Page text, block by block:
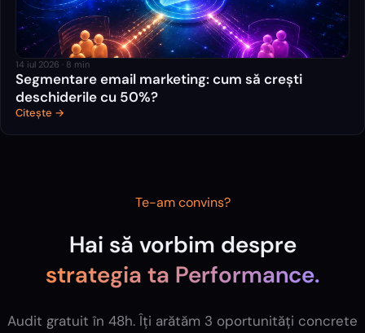
14 iul 2026 · 8 min
Segmentare email marketing: cum să crești
deschiderile cu 50%?
Citește →
Te-am convins?
Hai să vorbim despre
strategia ta Performance.
Audit gratuit în 48h. Îți arătăm 3 oportunități concrete